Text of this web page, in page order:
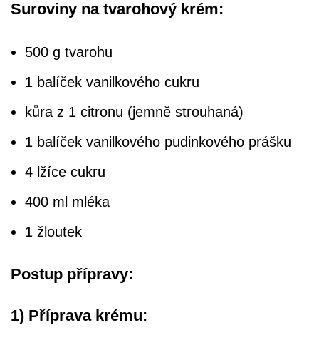
Suroviny na tvarohový krém:
500 g tvarohu
1 balíček vanilkového cukru
kůra z 1 citronu (jemně strouhaná)
1 balíček vanilkového pudinkového prášku
4 lžíce cukru
400 ml mléka
1 žloutek
Postup přípravy:
1) Příprava krému: